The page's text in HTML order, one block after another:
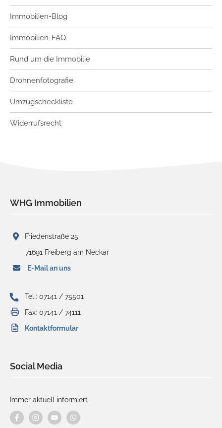
Immobilien-Blog
Immobilien-FAQ
Rund um die Immobilie
Drohnenfotografie
Umzugscheckliste
Widerrufsrecht
WHG Immobilien
Friedenstraße 25
71691 Freiberg am Neckar
E-Mail an uns
Tel.: 07141 / 75501
Fax: 07141 / 74111
Kontaktformular
Social Media
Immer aktuell informiert